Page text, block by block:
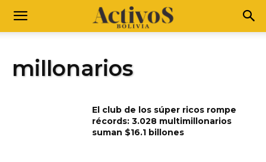
millonarios
El club de los súper ricos rompe
récords: 3.028 multimillonarios
suman $16.1 billones